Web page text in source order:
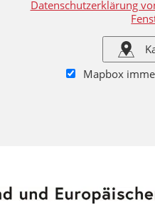
Datenschutzerklärung
Mapbox